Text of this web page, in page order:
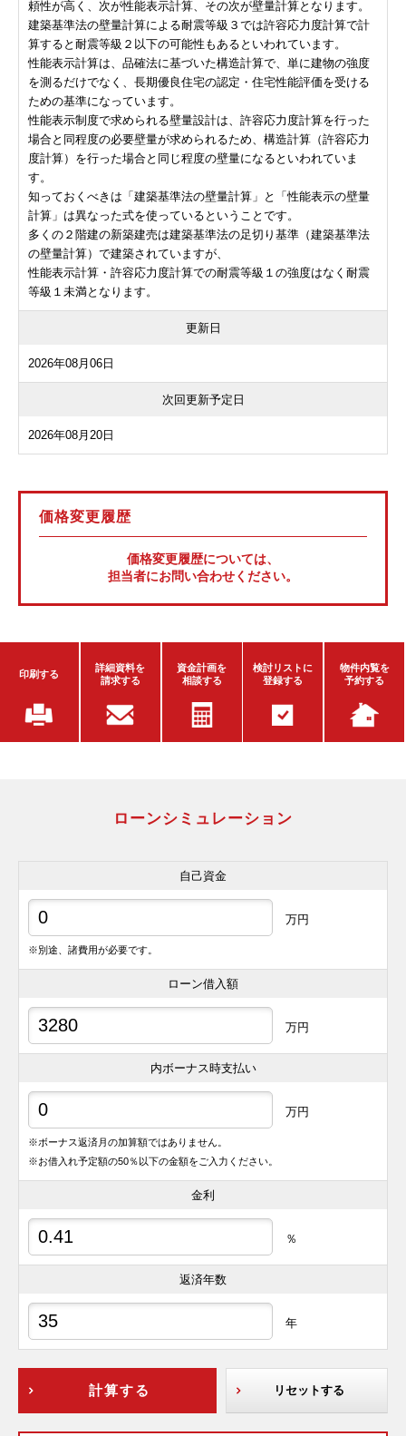
頼性が高く、次が性能表示計算、その次が壁量計算となります。
建築基準法の壁量計算による耐震等級３では許容応力度計算で計
算すると耐震等級２以下の可能性もあるといわれています。
性能表示計算は、品確法に基づいた構造計算で、単に建物の強度
を測るだけでなく、長期優良住宅の認定・住宅性能評価を受ける
ための基準になっています。
性能表示制度で求められる壁量設計は、許容応力度計算を行った
場合と同程度の必要壁量が求められるため、構造計算（許容応力
度計算）を行った場合と同じ程度の壁量になるといわれていま
す。
知っておくべきは「建築基準法の壁量計算」と「性能表示の壁量
計算」は異なった式を使っているということです。
多くの２階建の新築建売は建築基準法の足切り基準（建築基準法
の壁量計算）で建築されていますが、
性能表示計算・許容応力度計算での耐震等級１の強度はなく耐震
等級１未満となります。
更新日
2026年08月06日
次回更新予定日
2026年08月20日
価格変更履歴
価格変更履歴については、
担当者にお問い合わせください。
印刷する
詳細資料を
請求する
資金計画を
相談する
検討リストに
登録する
物件内覧を
予約する
ローンシミュレーション
自己資金
万円
※別途、諸費用が必要です。
ローン借入額
万円
内ボーナス時支払い
万円
※ボーナス返済月の加算額ではありません。
※お借入れ予定額の50％以下の金額をご入力ください。
金利
％
返済年数
年
計算する リセットする